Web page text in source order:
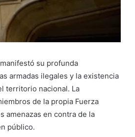
su profunda
armadas ilegales y la existencia
territorio nacional. La
de la propia Fuerza
amenazas en contra de la
público.